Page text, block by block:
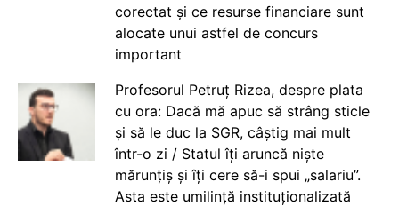
corectat și ce resurse financiare sunt
alocate unui astfel de concurs
important
Profesorul Petruț Rizea, despre plata
cu ora: Dacă mă apuc să strâng sticle
și să le duc la SGR, câștig mai mult
într-o zi / Statul îți aruncă niște
mărunțiș și îți cere să-i spui „salariu”.
Asta este umilință instituționalizată